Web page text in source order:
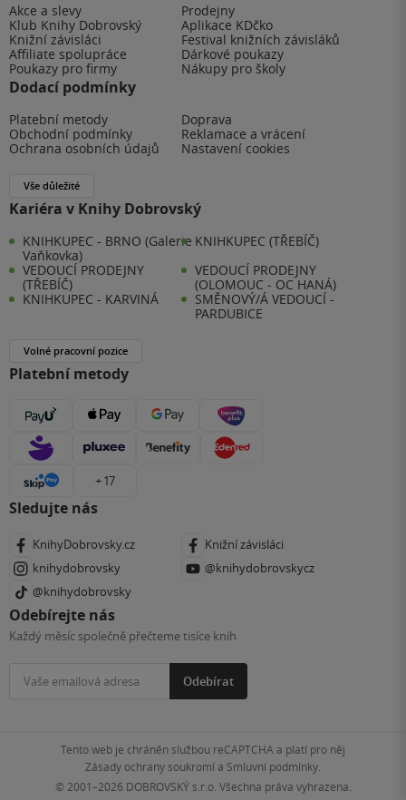
Akce a slevy
Prodejny
Klub Knihy Dobrovský
Aplikace KDčko
Knižní závisláci
Festival knižních závisláků
Affiliate spolupráce
Dárkové poukazy
Poukazy pro firmy
Nákupy pro školy
Dodací podmínky
Platební metody
Doprava
Obchodní podmínky
Reklamace a vrácení
Ochrana osobních údajů
Nastavení cookies
Vše důležité
Kariéra v Knihy Dobrovský
KNIHKUPEC - BRNO (Galerie
Vaňkovka)
KNIHKUPEC (TŘEBÍČ)
VEDOUCÍ PRODEJNY
(TŘEBÍČ)
VEDOUCÍ PRODEJNY
(OLOMOUC - OC HANÁ)
KNIHKUPEC - KARVINÁ
SMĚNOVÝ/Á VEDOUCÍ -
PARDUBICE
Volné pracovní pozice
Platební metody
+ 17
Sledujte nás
KnihyDobrovsky.cz
Knižní závisláci
knihydobrovsky
@knihydobrovskycz
@knihydobrovsky
Odebírejte nás
Každý měsíc společně přečteme tisíce knih
Odebírat
Tento web je chráněn službou reCAPTCHA a platí pro něj
Zásady ochrany soukromía Smluvní podmínky
© 2001–2026 DOBROVSKÝ s.r.o. Všechna práva vyhrazena.